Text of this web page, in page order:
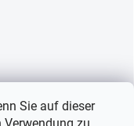
Sie auf dieser